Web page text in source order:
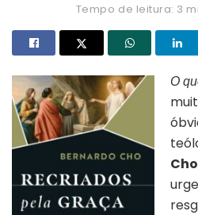
Tempo de leitura: 3
O
Cho